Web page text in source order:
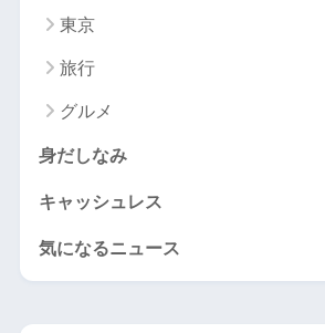
東京
旅行
グルメ
身だしなみ
キャッシュレス
気になるニュース